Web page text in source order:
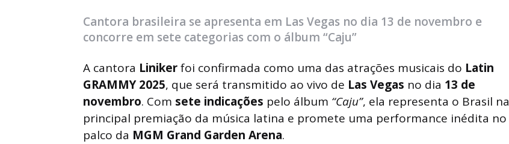
Cantora brasileira se apresenta em Las Vegas no dia 13 de novembro e
concorre em sete categorias com o álbum “Caju”
A cantora Linikerfoi confirmada como uma das atrações musicais do Latin
GRAMMY 2025, que será transmitido ao vivo de Las Vegas no dia 13 de
novembro. Com sete indicações pelo álbum “Caju”, ela representa o Brasil na
principal premiação da música latina e promete uma performance inédita no
palco da MGM Grand Garden Arena.